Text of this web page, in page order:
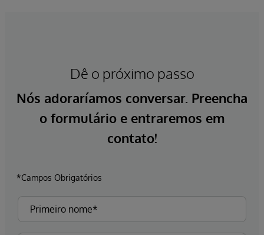
Dê o próximo passo
Nós adoraríamos conversar. Preencha
o formulário e entraremos em
contato!
*Campos Obrigatórios